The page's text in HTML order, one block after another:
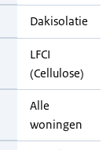
Dakisolatie
LFCI
(Cellulose)
Alle
woningen